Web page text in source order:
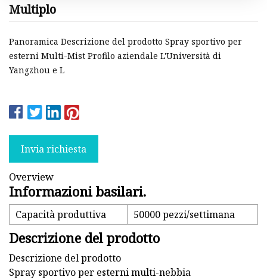
Multiplo
Panoramica Descrizione del prodotto Spray sportivo per
esterni Multi-Mist Profilo aziendale L'Università di
Yangzhou e L
Invia richiesta
Overview
Informazioni basilari.
Capacità produttiva 50000 pezzi/settimana
Descrizione del prodotto
Descrizione del prodotto
Spray sportivo per esterni multi-nebbia